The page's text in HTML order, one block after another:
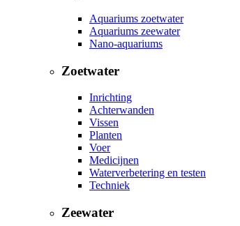
Aquariums zoetwater
Aquariums zeewater
Nano-aquariums
Zoetwater
Inrichting
Achterwanden
Vissen
Planten
Voer
Medicijnen
Waterverbetering en testen
Techniek
Zeewater